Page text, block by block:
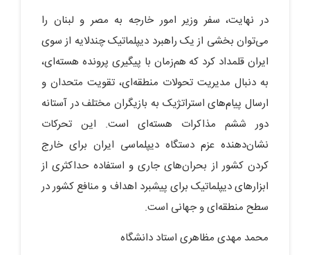
در نهایت، سفر وزیر امور خارجه به مصر و لبنان را
می‌توان بخشی از یک راهبرد دیپلماتیک چندلایه از سوی
ایران قلمداد کرد که هم‌زمان با پیگیری پرونده هسته‌ای،
به دنبال مدیریت تحولات منطقه‌ای، تقویت متحدان و
ارسال پیام‌های استراتژیک به بازیگران مختلف در آستانه
دور ششم مذاکرات هسته‌ای است. این تحرکات
نشان‌دهنده عزم دستگاه دیپلماسی ایران برای خارج
کردن کشور از بحران‌های جاری و استفاده حداکثری از
ابزارهای دیپلماتیک برای پیشبرد اهداف و منافع کشور در
سطح منطقه‌ای و جهانی است.
محمد مهدی مظاهری استاد دانشگاه